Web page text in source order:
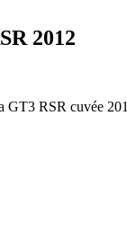
2012
GT3 RSR cuvée